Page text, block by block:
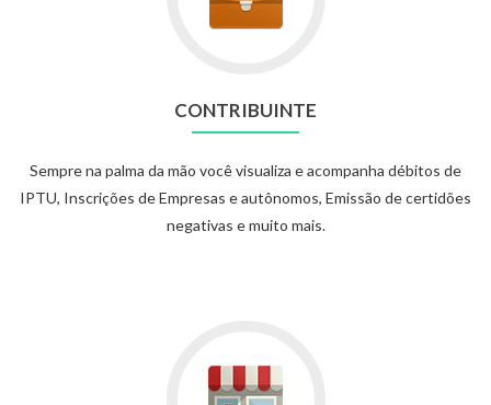
CONTRIBUINTE
Sempre na palma da mão você visualiza e acompanha débitos de
IPTU, Inscrições de Empresas e autônomos, Emissão de certidões
negativas e muito mais.